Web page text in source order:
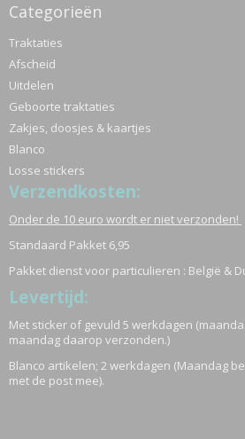
Categorieën
Traktaties
Afscheid
Uitdelen
Geboorte traktaties
Zakjes, doosjes & kaartjes
Blanco
Losse stickers
Verzendkosten:
Onder de 10 euro wordt er niet verzonden!
Standaard Pakket 6,95
Pakket dienst voor particulieren : België &
Levertijd:
Met sticker of gevuld 5 werkdagen
maandag daarop verzonden.)
Blanco artikelen; 2 werkdagen (Maandag
met de post mee).